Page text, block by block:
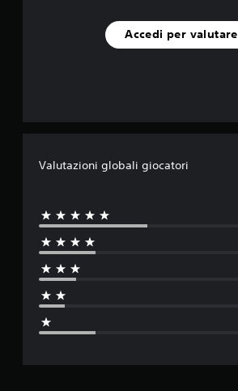
Accedi per valutare
Valutazioni globali giocatori